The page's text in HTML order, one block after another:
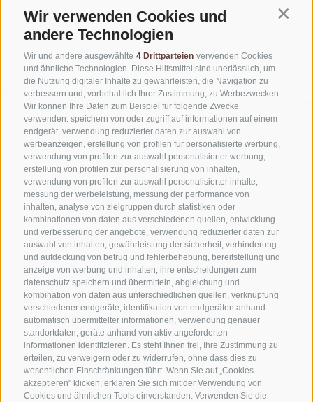
Wir verwenden Cookies und
andere Technologien
Wir und andere ausgewählte 4 Drittparteien verwenden Cookies
und ähnliche Technologien. Diese Hilfsmittel sind unerlässlich, um
die Nutzung digitaler Inhalte zu gewährleisten, die Navigation zu
verbessern und, vorbehaltlich Ihrer Zustimmung, zu Werbezwecken.
Wir können Ihre Daten zum Beispiel für folgende Zwecke
verwenden: speichern von oder zugriff auf informationen auf einem
endgerät, verwendung reduzierter daten zur auswahl von
werbeanzeigen, erstellung von profilen für personalisierte werbung,
verwendung von profilen zur auswahl personalisierter werbung,
erstellung von profilen zur personalisierung von inhalten,
verwendung von profilen zur auswahl personalisierter inhalte,
messung der werbeleistung, messung der performance von
inhalten, analyse von zielgruppen durch statistiken oder
kombinationen von daten aus verschiedenen quellen, entwicklung
und verbesserung der angebote, verwendung reduzierter daten zur
auswahl von inhalten, gewährleistung der sicherheit, verhinderung
und aufdeckung von betrug und fehlerbehebung, bereitstellung und
anzeige von werbung und inhalten, ihre entscheidungen zum
datenschutz speichern und übermitteln, abgleichung und
kombination von daten aus unterschiedlichen quellen, verknüpfung
verschiedener endgeräte, identifikation von endgeräten anhand
automatisch übermittelter informationen, verwendung genauer
standortdaten, geräte anhand von aktiv angeforderten
informationen identifizieren. Es steht Ihnen frei, Ihre Zustimmung zu
erteilen, zu verweigern oder zu widerrufen, ohne dass dies zu
wesentlichen Einschränkungen führt. Wenn Sie auf „Cookies
akzeptieren" klicken, erklären Sie sich mit der Verwendung von
Cookies und ähnlichen Tools einverstanden. Verwenden Sie die
KONTAKTIERE UNS
+39 0472 765325
info@sterzing.com
NEWSLETTER
Bleib am Laufenden